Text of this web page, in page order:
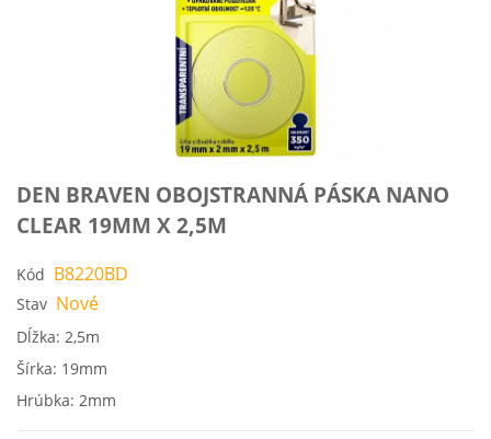
DEN BRAVEN OBOJSTRANNÁ PÁSKA NANO
CLEAR 19MM X 2,5M
Kód B8220BD
Stav Nové
Dĺžka: 2,5m
Šírka: 19mm
Hrúbka: 2mm